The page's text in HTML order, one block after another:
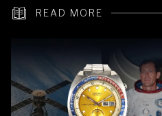
READ MORE